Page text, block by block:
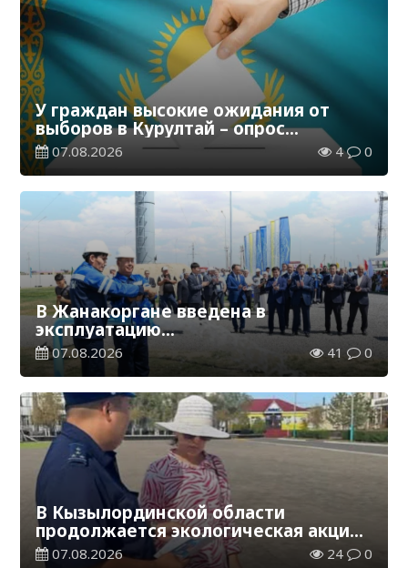
У граждан высокие ожидания от
выборов в Курултай – опрос
общественного мнения
07.08.2026 4 0
В Жанакоргане введена в
эксплуатацию
водораспределительная станция
07.08.2026 41 0
В Кызылординской области
продолжается экологическая акция
«Таза Қазақстан»
07.08.2026 24 0